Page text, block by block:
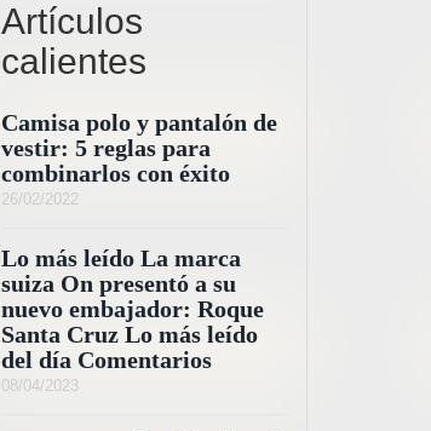
Artículos
calientes
Camisa polo y pantalón de
vestir: 5 reglas para
combinarlos con éxito
26/02/2022
Lo más leído La marca
suiza On presentó a su
nuevo embajador: Roque
Santa Cruz Lo más leído
del día Comentarios
08/04/2023